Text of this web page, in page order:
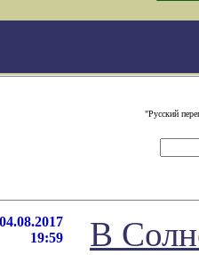
"Русский
04.08.2017
19:59
В